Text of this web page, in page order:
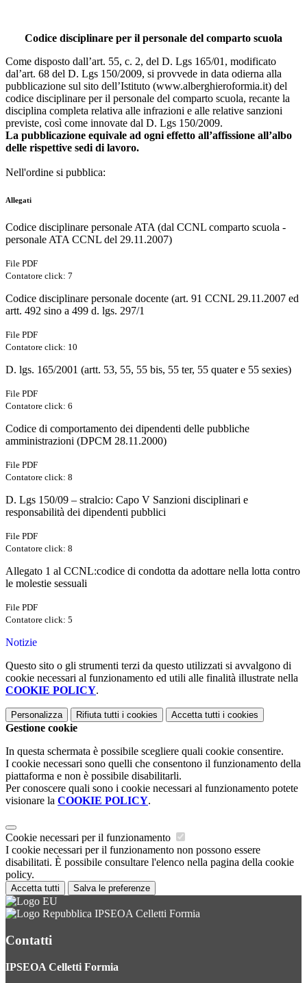
Codice disciplinare per il personale del comparto scuola
Come disposto dall’art. 55, c. 2, del D. Lgs 165/01, modificato
dal’art. 68 del D. Lgs 150/2009, si provvede in data odierna alla
pubblicazione sul sito dell’Istituto (www.alberghieroformia.it) del
codice disciplinare per il personale del comparto scuola, recante la
disciplina completa relativa alle infrazioni e alle relative sanzioni
previste, così come innovate dal D. Lgs 150/2009.
La pubblicazione equivale ad ogni effetto all’affissione all’albo
delle rispettive sedi di lavoro.
Nell'ordine si pubblica:
Allegati
Codice disciplinare personale ATA (dal CCNL comparto scuola -
personale ATA CCNL del 29.11.2007)
File PDF
Contatore click: 7
Codice disciplinare personale docente (art. 91 CCNL 29.11.2007 ed
artt. 492 sino a 499 d. lgs. 297/1
File PDF
Contatore click: 10
D. lgs. 165/2001 (artt. 53, 55, 55 bis, 55 ter, 55 quater e 55 sexies)
File PDF
Contatore click: 6
Codice di comportamento dei dipendenti delle pubbliche
amministrazioni (DPCM 28.11.2000)
File PDF
Contatore click: 8
D. Lgs 150/09 – stralcio: Capo V Sanzioni disciplinari e
responsabilità dei dipendenti pubblici
File PDF
Contatore click: 8
Allegato 1 al CCNL:codice di condotta da adottare nella lotta contro
le molestie sessuali
File PDF
Contatore click: 5
Notizie
Questo sito o gli strumenti terzi da questo utilizzati si avvalgono di
cookie necessari al funzionamento ed utili alle finalità illustrate nella
COOKIE POLICY.
Personalizza Rifiuta tutti i cookies Accetta tutti i cookies
Gestione cookie
In questa schermata è possibile scegliere quali cookie consentire.
I cookie necessari sono quelli che consentono il funzionamento della
piattaforma e non è possibile disabilitarli.
Per conoscere quali sono i cookie necessari al funzionamento potete
visionare la COOKIE POLICY.
Cookie necessari per il funzionamento
I cookie necessari per il funzionamento non possono essere
disabilitati. È possibile consultare l'elenco nella pagina della cookie
policy.
Accetta tutti Salva le preferenze
IPSEOA Celletti Formia
Contatti
IPSEOA Celletti Formia